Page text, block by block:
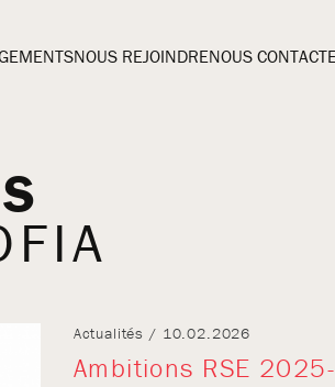
NOUS REJOINDRENOUS
Actualités / 10.02.2026
Ambitions RSE